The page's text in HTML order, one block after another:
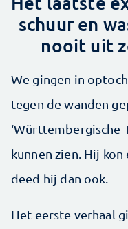
schuur en
nooit uit
We gingen in
tegen de ­wanden
‘Württembergische
kunnen zien. Hij
deed hij dan ook.
Het eerste verhaal